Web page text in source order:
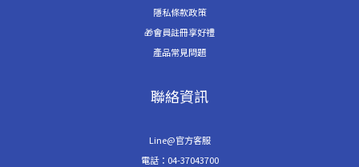
隱私條款政策
🎁會員註冊享好禮
產品常見問題
聯絡資訊
Line@官方客服
電話：04-37043700